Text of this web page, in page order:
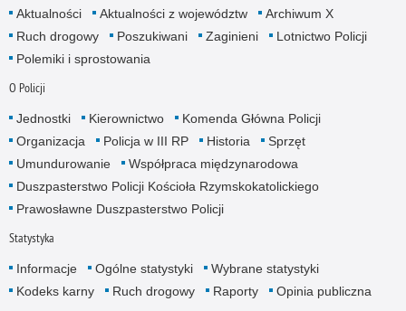
Aktualności Aktualności z województw
Archiwum X
Ruch drogowy
Poszukiwani Zaginieni
Lotnictwo Policji
Polemiki i sprostowania
O Policji
Jednostki Kierownictwo
Komenda Główna Policji
Organizacja
Policja w III RP Historia
Sprzęt
Umundurowanie
Współpraca międzynarodowa
Duszpasterstwo Policji Kościoła Rzymskokatolickiego
Prawosławne Duszpasterstwo Policji
Statystyka
Informacje Ogólne statystyki
Wybrane statystyki
Kodeks karny
Ruch drogowy Raporty Opinia publiczna